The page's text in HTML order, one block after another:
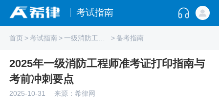
考试指南
首页>考试指南> > 备考指南
2025年一级消防工程师准考证打印指南与
考前冲刺要点
2025-10-31 来源：希律网